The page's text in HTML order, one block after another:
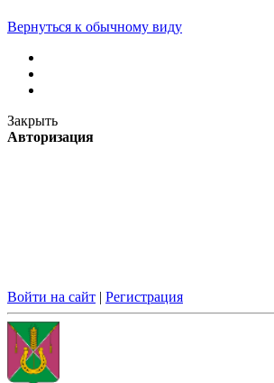
Вернуться к обычному виду
Закрыть
Авторизация
Войти на сайт | Регистрация